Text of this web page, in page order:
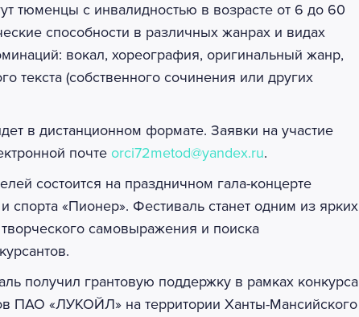
тюменцы с инвалидностью в возрасте от 6 до 60
способности в различных жанрах и видах
вокал, хореография, оригинальный жанр,
текста (собственного сочинения или других
в дистанционном формате. Заявки на участие
почте orci72metod@yandex.ru.
состоится на праздничном гала-концерте
спорта «Пионер». Фестиваль станет одним из ярких
самовыражения и поиска
получил грантовую поддержку в рамках конкурса
ПАО «ЛУКОЙЛ» на территории Ханты-Мансийского